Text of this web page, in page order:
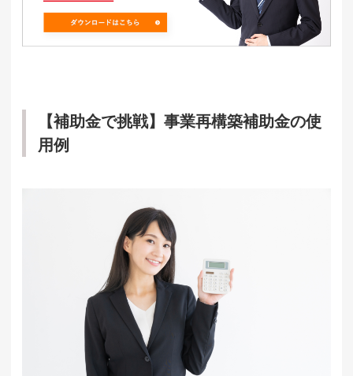
【補助金で挑戦】事業再構築補助金の使
用例